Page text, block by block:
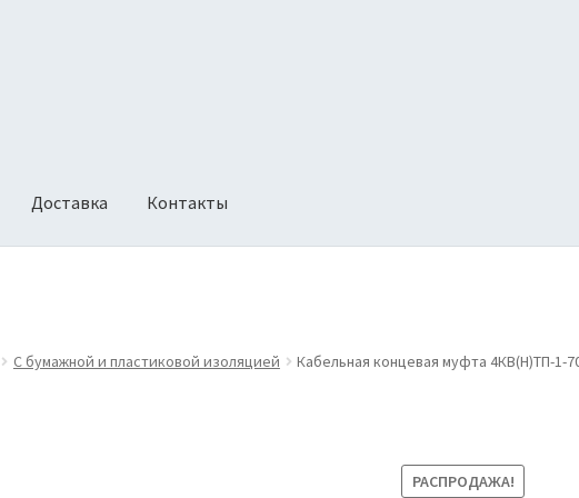
Доставка Контакты
С бумажной и пластиковой изоляцией Кабельная концевая муфта 4КВ(Н)ТП-1-
РАСПРОДАЖА!